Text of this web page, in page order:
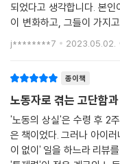
되었다고 생각합니다. 본
이 변화하고, 그들이 가지
에 있는 사람들이 '어떤 일'
름으로 같은 학
j********7 2023.05.02.
종이책
노동자로 겪는 고단함
'노동의 상실'은 수령 후 2
은 책이었다. 그러나 아이
이 없이' 일을 하느라 리뷰